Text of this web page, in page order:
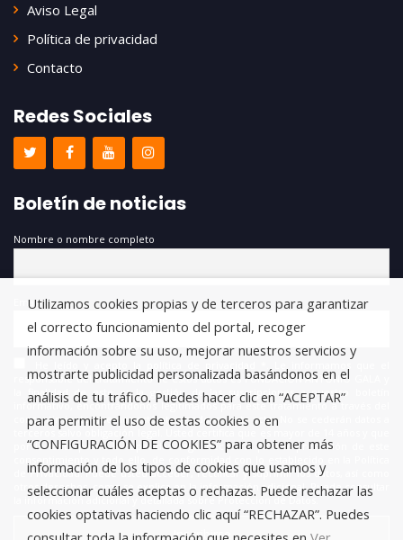
Aviso Legal
Política de privacidad
Contacto
Redes Sociales
Boletín de noticias
Nombre o nombre completo
Email
responsable del tratamiento de estos datos es FUNDACIÓN ANTONIO GALA y
la finalidad de este es la gestión de las suscripciones a nuestro boletín
informativo, encontrándonos legitimados para este tratamiento a través del
consentimiento que nos está otorgando en este acto. No se cederán datos a
terceros salvo obligación legal. Usted certifica que es mayor de 14 años y que
por lo tanto posee la capacidad legal necesaria para la prestación de este
de Privacidad. Puede usted acceder, rectificar y suprimir los datos, así como
otros derechos, como se explica en la información adicional. Puede consultar
la información adicional y detallada sobre Protección de Datos.
Utilizamos cookies propias y de terceros para garantizar
el correcto funcionamiento del portal, recoger
información sobre su uso, mejorar nuestros servicios y
mostrarte publicidad personalizada basándonos en el
análisis de tu tráfico. Puedes hacer clic en “ACEPTAR”
para permitir el uso de estas cookies o en
“CONFIGURACIÓN DE COOKIES” para obtener más
información de los tipos de cookies que usamos y
seleccionar cuáles aceptas o rechazas. Puede rechazar las
cookies optativas haciendo clic aquí “RECHAZAR”. Puedes